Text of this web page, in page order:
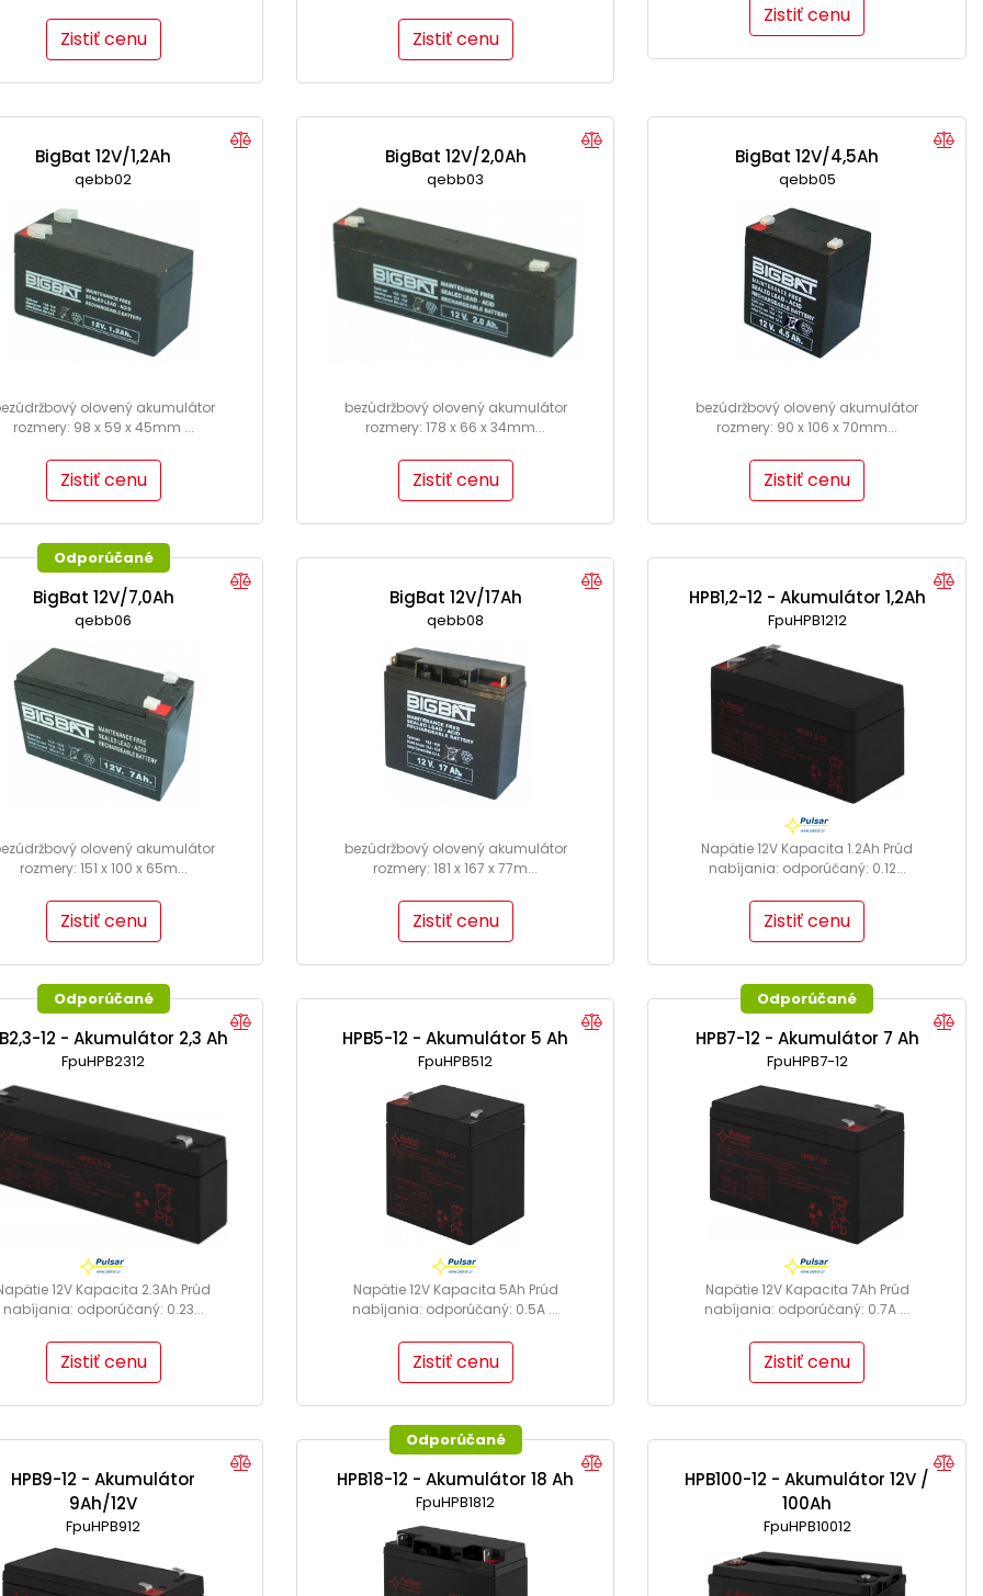
Zistiť cenu Zistiť cenu
Zistiť cenu
BigBat 12V/1,2Ah
qebb02
olovený akumulátor
rozmery: 98 x 59 x 45mm ...
Zistiť cenu
BigBat 12V/2,0Ah
qebb03
bezúdržbový olovený akumulátor
rozmery: 178 x 66 x 34mm...
Zistiť cenu
BigBat 12V/4,5Ah
qebb05
bezúdržbový olovený akumulátor
rozmery: 90 x 106 x 70mm...
Zistiť cenu
Odporúčané
BigBat 12V/7,0Ah
qebb06
olovený akumulátor
rozmery: 151 x 100 x 65m...
Zistiť cenu
BigBat 12V/17Ah
qebb08
bezúdržbový olovený akumulátor
rozmery: 181 x 167 x 77m...
Zistiť cenu
HPB1,2-12 - Akumulátor 1,2Ah
FpuHPB1212
Napätie 12V Kapacita 1.2Ah Prúd
nabíjania: odporúčaný: 0.12...
Zistiť cenu
Odporúčané
12 - Akumulátor 2,3 Ah
FpuHPB2312
12V Kapacita 2.3Ah Prúd
nabíjania: odporúčaný: 0.23...
Zistiť cenu
HPB5-12 - Akumulátor 5 Ah
FpuHPB512
Napätie 12V Kapacita 5Ah Prúd
nabíjania: odporúčaný: 0.5A ...
Zistiť cenu
Odporúčané
HPB7-12 - Akumulátor 7 Ah
FpuHPB7-12
Napätie 12V Kapacita 7Ah Prúd
nabíjania: odporúčaný: 0.7A ...
Zistiť cenu
HPB9-12 - Akumulátor
9Ah/12V
FpuHPB912
Odporúčané
HPB18-12 - Akumulátor 18 Ah
FpuHPB1812
HPB100-12 - Akumulátor 12V /
100Ah
FpuHPB10012